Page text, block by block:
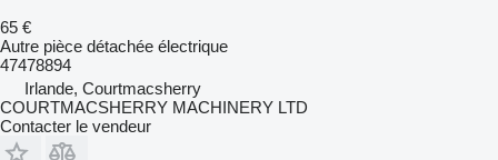
65 €
Autre pièce détachée électrique
47478894
Irlande, Courtmacsherry
COURTMACSHERRY MACHINERY LTD
Contacter le vendeur